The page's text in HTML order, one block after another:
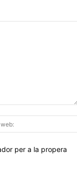
per a la propera